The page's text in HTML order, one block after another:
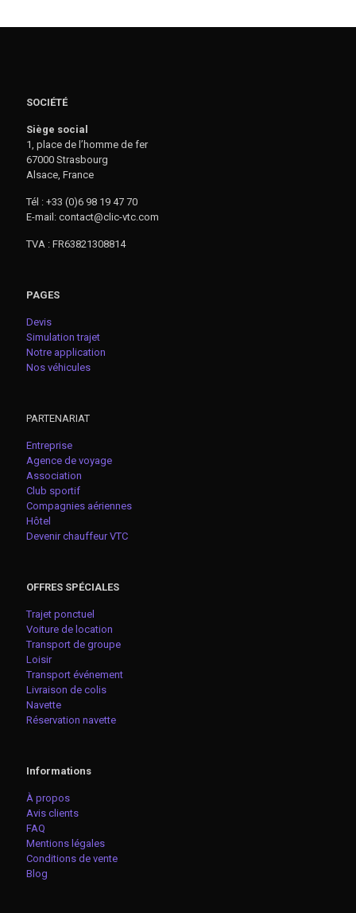
SOCIÉTÉ
Siège social
1, place de l’homme de fer
67000 Strasbourg
Alsace, France
Tél : +33 (0)6 98 19 47 70
E-mail: contact@clic-vtc.com
TVA : FR63821308814
PAGES
Devis
Simulation trajet
Notre application
Nos véhicules
PARTENARIAT
Entreprise
Agence de voyage
Association
Club sportif
Compagnies aériennes
Hôtel
Devenir chauffeur VTC
OFFRES SPÉCIALES
Trajet ponctuel
Voiture de location
Transport de groupe
Loisir
Transport événement
Livraison de colis
Navette
Réservation navette
Informations
À propos
Avis clients
FAQ
Mentions légales
Conditions de vente
Blog